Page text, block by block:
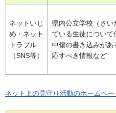
ネットいじ
め・ネット
トラブル
（SNS等）
県内公立学校（さい
ている生徒につい
中傷の書き込みが
応すべき情報など
ネット上の見守り活動のホームペー